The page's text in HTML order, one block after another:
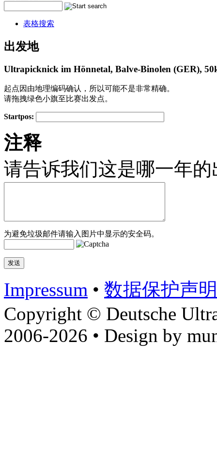
表格搜索
出发地
Ultrapicknick im Hönnetal, Balve-Binolen (GER),
起点因由地理编码确认，所以可能不是非常精确。
请拖拽绿色小旗至比赛出发点。
−
Startpos:
注释
请告诉我们这是哪一年
为避免垃圾邮件请输入图片中显示的安全码。
Impressum • 数据​保护​声明
Copyright © Deutsche
2006-2026 • Design by